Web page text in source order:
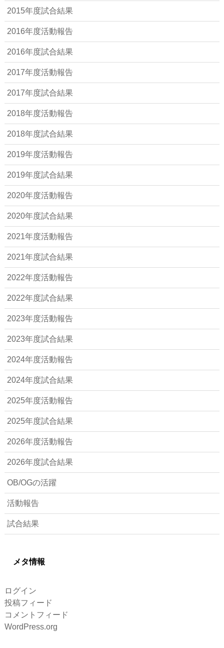
2015年度試合結果
2016年度活動報告
2016年度試合結果
2017年度活動報告
2017年度試合結果
2018年度活動報告
2018年度試合結果
2019年度活動報告
2019年度試合結果
2020年度活動報告
2020年度試合結果
2021年度活動報告
2021年度試合結果
2022年度活動報告
2022年度試合結果
2023年度活動報告
2023年度試合結果
2024年度活動報告
2024年度試合結果
2025年度活動報告
2025年度試合結果
2026年度活動報告
2026年度試合結果
OB/OGの活躍
活動報告
試合結果
メタ情報
ログイン
投稿フィード
コメントフィード
WordPress.org